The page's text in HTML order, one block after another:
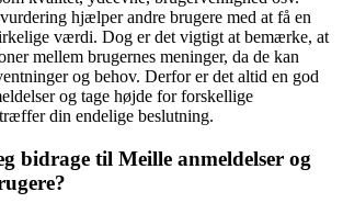
hjælper andre brugere med at få en
værdi. Dog er det vigtigt at bemærke, at
mellem brugernes meninger, da de kan
og behov. Derfor er det altid en god
og tage højde for forskellige
din endelige beslutning.
bidrage til Meille anmeldelser og